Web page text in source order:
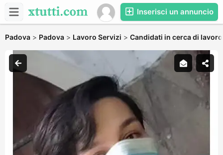
Inserisci un annuncio
Padova > Padova > Lavoro Servizi > Candidati in cerca di lavoro